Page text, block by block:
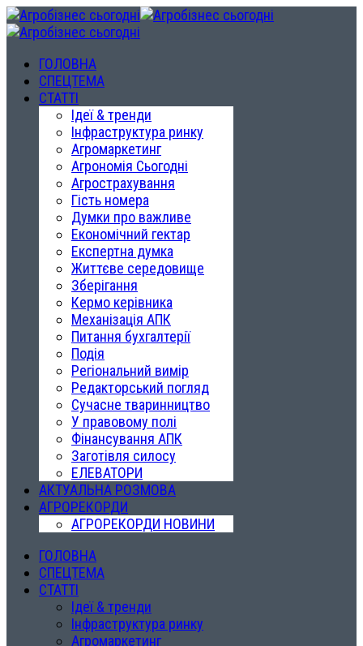
ГОЛОВНА
СПЕЦТЕМА
СТАТТІ
Ідеї & тренди
Інфраструктура ринку
Агромаркетинг
Агрономія Сьогодні
Агрострахування
Гість номера
Думки про важливе
Економічний гектар
Експертна думка
Життєве середовище
Зберігання
Кермо керівника
Механізація АПК
Питання бухгалтерії
Подія
Регіональний вимір
Редакторський погляд
Сучасне тваринництво
У правовому полі
Фінансування АПК
Заготівля силосу
ЕЛЕВАТОРИ
АКТУАЛЬНА РОЗМОВА
АГРОРЕКОРДИ
АГРОРЕКОРДИ НОВИНИ
ГОЛОВНА
СПЕЦТЕМА
СТАТТІ
Ідеї & тренди
Інфраструктура ринку
Агромаркетинг